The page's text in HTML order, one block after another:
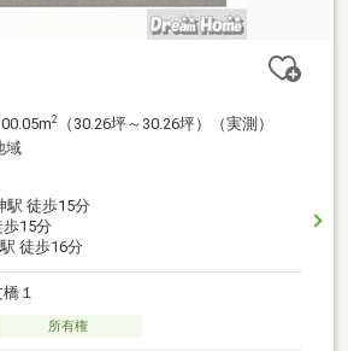
2
（30.26坪～30.26坪）（実測）
域
駅 徒歩15分
15分
徒歩16分
１
所有権